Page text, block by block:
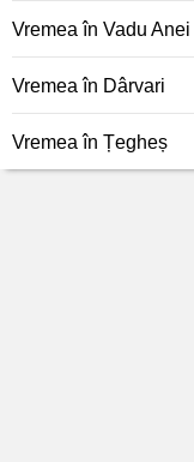
Vremea în Vadu Anei
Vremea în Dârvari
Vremea în Țegheș